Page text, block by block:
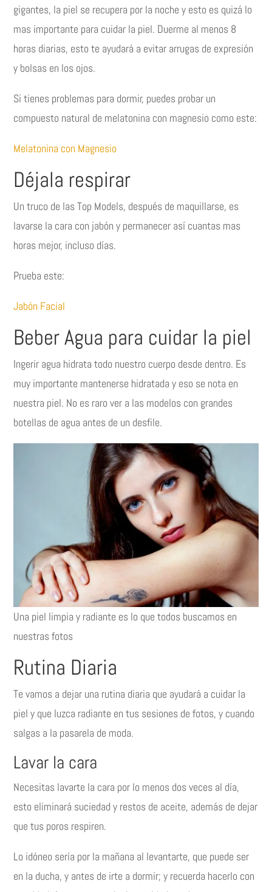
gigantes, la piel se recupera por la noche y esto es quizá lo
mas importante para cuidar la piel. Duerme al menos 8
horas diarias, esto te ayudará a evitar arrugas de expresión
y bolsas en los ojos.
Si tienes problemas para dormir, puedes probar un
compuesto natural de melatonina con magnesio como este:
Melatonina con Magnesio
Déjala respirar
Un truco de las Top Models, después de maquillarse, es
lavarse la cara con jabón y permanecer así cuantas mas
horas mejor, incluso días.
Prueba este:
Jabón Facial
Beber Agua para cuidar la piel
Ingerir agua hidrata todo nuestro cuerpo desde dentro. Es
muy importante mantenerse hidratada y eso se nota en
nuestra piel. No es raro ver a las modelos con grandes
botellas de agua antes de un desfile.
Una piel limpia y radiante es lo que todos buscamos en
nuestras fotos
Rutina Diaria
Te vamos a dejar una rutina diaria que ayudará a cuidar la
piel y que luzca radiante en tus sesiones de fotos, y cuando
salgas a la pasarela de moda.
Lavar la cara
Necesitas lavarte la cara por lo menos dos veces al día,
esto eliminará suciedad y restos de aceite, además de dejar
que tus poros respiren.
Lo idóneo sería por la mañana al levantarte, que puede ser
en la ducha, y antes de irte a dormir; y recuerda hacerlo con